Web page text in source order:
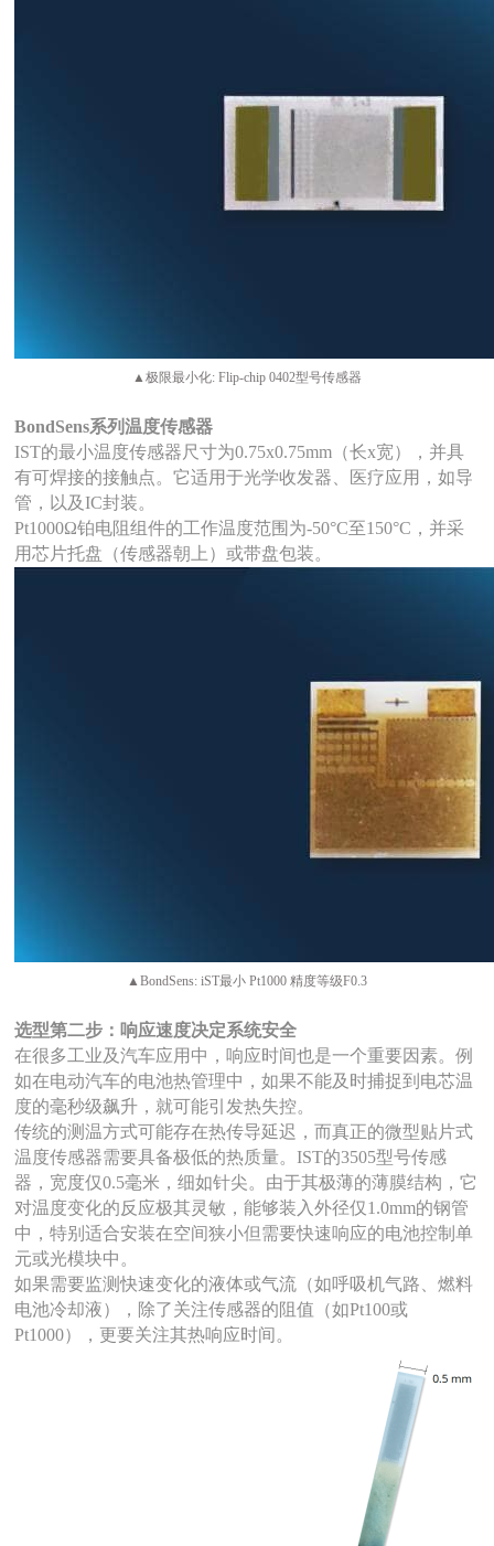
▲极限最小化: Flip-chip 0402型号传感器
BondSens系列温度传感器
IST的最小温度传感器尺寸为0.75x0.75mm（长x宽），并具
有可焊接的接触点。它适用于光学收发器、医疗应用，如导
管，以及IC封装。
Pt1000Ω铂电阻组件的工作温度范围为-50°C至150°C，并采
用芯片托盘（传感器朝上）或带盘包装。
▲BondSens: iST最小 Pt1000 精度等级F0.3
选型第二步：响应速度决定系统安全
在很多工业及汽车应用中，响应时间也是一个重要因素。例
如在电动汽车的电池热管理中，如果不能及时捕捉到电芯温
度的毫秒级飙升，就可能引发热失控。
传统的测温方式可能存在热传导延迟，而真正的微型贴片式
温度传感器需要具备极低的热质量。 IST的3505型号传感
器，宽度仅0.5毫米，细如针尖。由于其极薄的薄膜结构，它
对温度变化的反应极其灵敏，能够装入外径仅1.0mm的钢管
中，特别适合安装在空间狭小但需要快速响应的电池控制单
元或光模块中。
如果需要监测快速变化的液体或气流（如呼吸机气路、燃料
电池冷却液），除了关注传感器的阻值（如Pt100或
Pt1000），更要关注其热响应时间。